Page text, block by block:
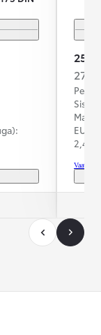
25
274
2,41%
Vaata